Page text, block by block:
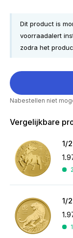
Dit product is
voorraadalert
zodra het
Nabestellen niet
Vergelijkbare